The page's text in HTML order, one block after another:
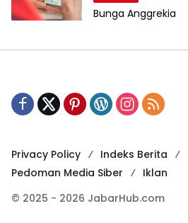
Bunga Anggrekia
Privacy Policy
Indeks Berita
Pedoman Media Siber
Iklan
© 2025 - 2026 JabarHub.com